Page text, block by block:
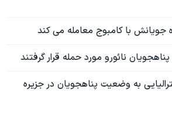
جویانش با کامبوج معامله می کند
نائورو مورد حمله قرار گرفتند
به وضعیت پناهجویان در جزیره